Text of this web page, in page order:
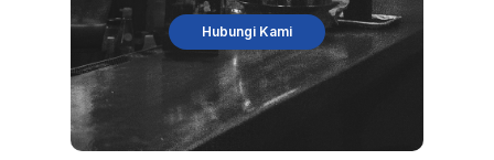
Hubungi Kami